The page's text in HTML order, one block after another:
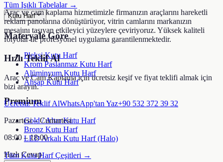
Tüm Işıklı Tabelalar →
Kutu Harf
Materyale Göre
Pleksi Kutu Harf
Krom Paslanmaz Kutu Harf
Alüminyum Kutu Harf
Ahşap Kutu Harf
Premium
Gold / Altın Kutu Harf
Bronz Kutu Harf
LED Arkalı Kutu Harf (Halo)
Tüm Kutu Harf Çeşitleri →
Araç ve cam kaplama hizmetimizle firmanızın araçlarını hareketli
reklam panolarına dönüştürüyor, vitrin camlarını markanızın
mesajını taşıyan etkileyici yüzeylere çeviriyoruz. Yüksek kaliteli
folyolar ile profesyonel uygulama garantilenmektedir.
Hızlı Teklif Al
Araç ve Cam Kaplamaiçin ücretsiz keşif ve fiyat teklifi almak için
bizi arayın.
Ücretsiz Teklif AlWhatsApp'tan Yaz+90 532 372 39 32
Pazartesi – Cumartesi
08:00 – 18:00
Hızlı Cevap